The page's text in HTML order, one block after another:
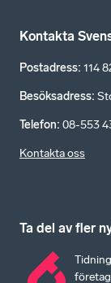
Kontakta
Postadress: 114
Besöksadress:
Telefon: 08-553
Kontakta oss
Ta del av fler